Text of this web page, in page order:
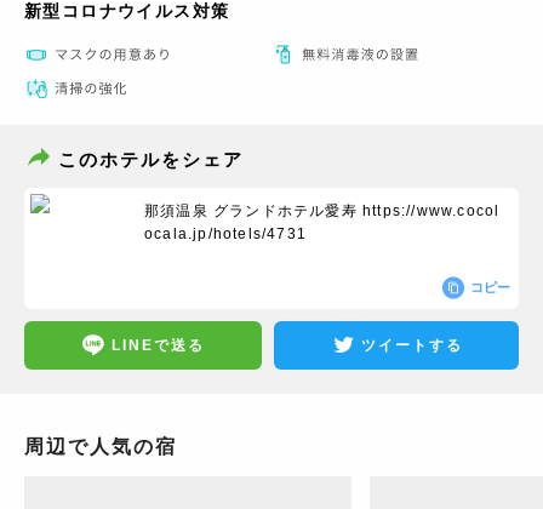
新型コロナウイルス対策
このホテルをシェア
那須温泉 グランドホテル愛寿 https://www.cocol
ocala.jp/hotels/4731
コピー
LINEで送る ツイートする
周辺で人気の宿